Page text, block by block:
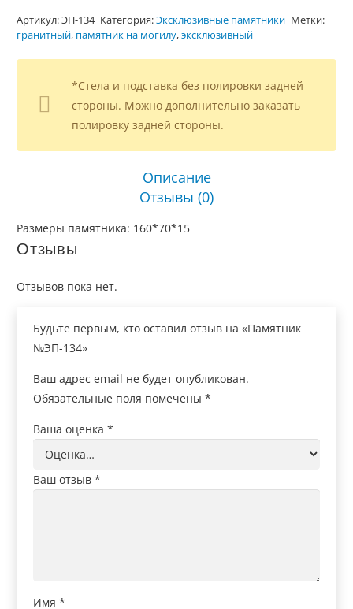
Артикул:ЭП-134 Категория:Эксклюзивные памятники Метки:
гранитный, памятник на могилу,эксклюзивный
*Стела и подставка без полировки задней
стороны. Можно дополнительно заказать
полировку задней стороны.
Описание
Отзывы (0)
Размеры памятника: 160*70*15
Отзывы
Отзывов пока нет.
Будьте первым, кто оставил отзыв на «Памятник
№ЭП-134»
Ваш адрес email не будет опубликован.
Обязательные поля помечены *
Ваша оценка *
Ваш отзыв *
Имя *